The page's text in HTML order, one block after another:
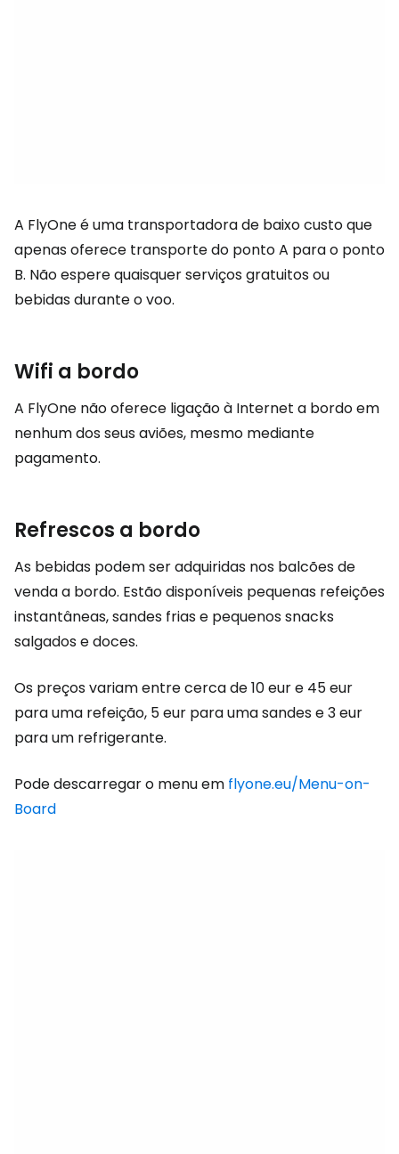
A FlyOne é uma transportadora de baixo custo que
apenas oferece transporte do ponto A para o ponto
B. Não espere quaisquer serviços gratuitos ou
bebidas durante o voo.
Wifi a bordo
A FlyOne não oferece ligação à Internet a bordo em
nenhum dos seus aviões, mesmo mediante
pagamento.
Refrescos a bordo
As bebidas podem ser adquiridas nos balcões de
venda a bordo. Estão disponíveis pequenas refeições
instantâneas, sandes frias e pequenos snacks
salgados e doces.
Os preços variam entre cerca de 10 eur e 45 eur
para uma refeição, 5 eur para uma sandes e 3 eur
para um refrigerante.
Pode descarregar o menu em flyone.eu/Menu-on-
Board